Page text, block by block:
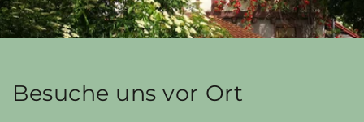
Besuche uns vor Ort